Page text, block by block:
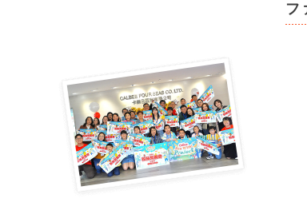
フ